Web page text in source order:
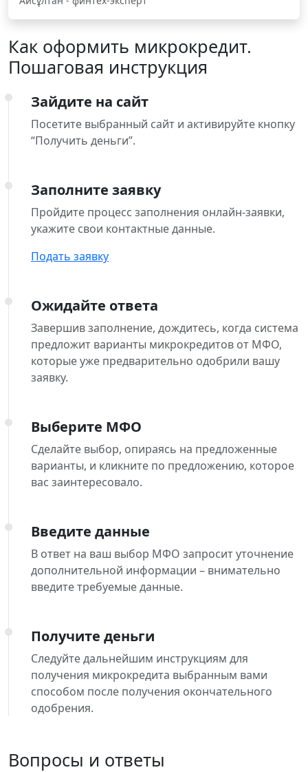
Как оформить микрокредит.
Пошаговая инструкция
Зайдите на сайт
Посетите выбранный сайт и активируйте кнопку
“Получить деньги”.
Заполните заявку
Пройдите процесс заполнения онлайн-заявки,
укажите свои контактные данные.
Подать заявку
Ожидайте ответа
Завершив заполнение, дождитесь, когда система
предложит варианты микрокредитов от МФО,
которые уже предварительно одобрили вашу
заявку.
Выберите МФО
Сделайте выбор, опираясь на предложенные
варианты, и кликните по предложению, которое
вас заинтересовало.
Введите данные
В ответ на ваш выбор МФО запросит уточнение
дополнительной информации – внимательно
введите требуемые данные.
Получите деньги
Следуйте дальнейшим инструкциям для
получения микрокредита выбранным вами
способом после получения окончательного
одобрения.
Вопросы и ответы